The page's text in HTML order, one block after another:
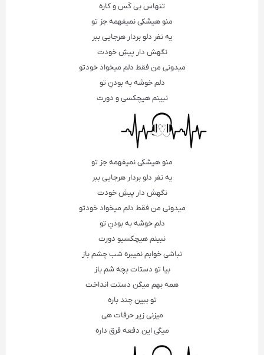
تنهاس بی کَس و کاره
منو هیشکی نمیفهمه جز تو
یه نفر دلو بردار هرجایی ببر
نگهش دار پیشِ خودت
میدونی من فقط دلم میخواد خودتو
دلم خوشه به بودنِ تو
نبینم هیچکسی و دورت
منو هیشکی نمیفهمه جز تو
یه نفر دلو بردار هرجایی ببر
نگهش دار پیشِ خودت
میدونی من فقط دلم میخواد خودتو
دلم خوشه به بودنِ تو
نبینم هیچکسیو دورت
نباشی خوابم نمیبره شب چشم باز
بیا تو دستات بچه شم باز
همه بهم میگن دستت انداخت
تو ببین چند باره
میزنی زیر حرفات هی
میگی این دفعه فرق داره